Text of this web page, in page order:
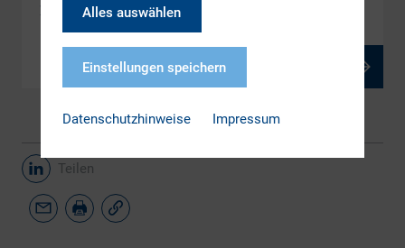
Behavioral Finance – blinder Fleck der IR?
Teilen
Alles auswählen
Einstellungen speichern
Datenschutzhinweise Impressum